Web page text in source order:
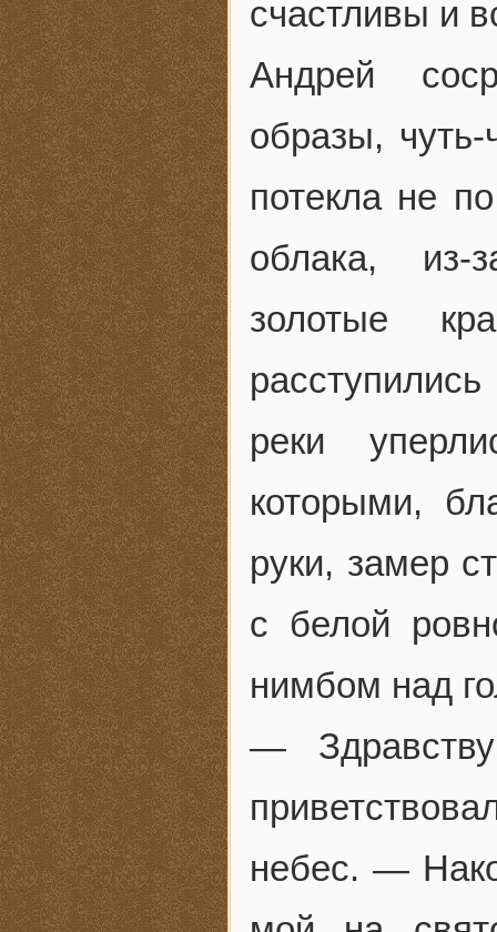
счастливы и
Андрей
образы,
потекла не
облака, из-
золотые
реки
которыми,
руки, замер
с белой
нимбом над
—
небес. —